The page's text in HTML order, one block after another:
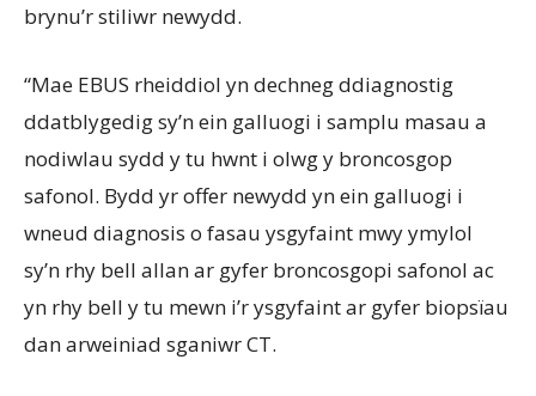
brynu’r stiliwr newydd.
“Mae EBUS rheiddiol yn dechneg ddiagnostig
ddatblygedig sy’n ein galluogi i samplu masau a
nodiwlau sydd y tu hwnt i olwg y broncosgop
safonol. Bydd yr offer newydd yn ein galluogi i
wneud diagnosis o fasau ysgyfaint mwy ymylol
sy’n rhy bell allan ar gyfer broncosgopi safonol ac
yn rhy bell y tu mewn i’r ysgyfaint ar gyfer biopsïau
dan arweiniad sganiwr CT.